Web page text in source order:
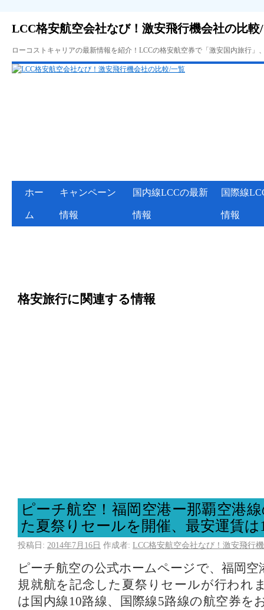
LCC格安航空会社なび！激安飛行機会社の比較
ローコストキャリアの最新情報を紹介！LCCの格安航空券で「激安国内旅行
ホー
ム
キャンペーン
情報
国内線LCCの最新
情報
国際線
情報
格安旅行に関連する情報
ピーチ航空！福岡空港ー那覇空港
た夏祭りセールを開催、最安運賃は
投稿日: 2014年7月16日 作成者: LCC格安航空会社なび！激安飛行
ピーチ航空の公式ホームページで、福岡空
規就航を記念した夏祭りセールが行われ
は国内線10路線、国際線5路線の航空券を